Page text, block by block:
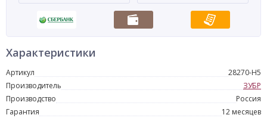
Характеристики
Артикул
28270-Н5
Производитель
ЗУБР
Производство
Россия
Гарантия
12 месяцев